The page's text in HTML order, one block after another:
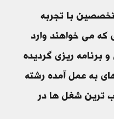
با تجربه
که می خواهند وارد
و برنامه ریزی گردیده
به عمل آمده رشته
ترین شغل ها در